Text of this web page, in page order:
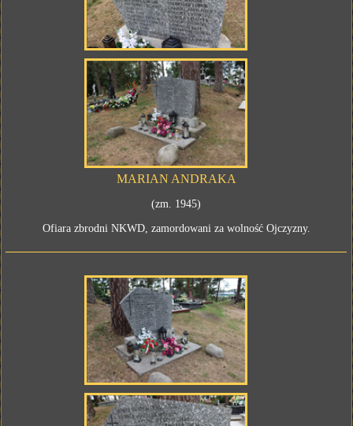
MARIAN ANDRAKA
(zm. 1945)
Ofiara zbrodni NKWD, zamordowani za wolność Ojczyzny.